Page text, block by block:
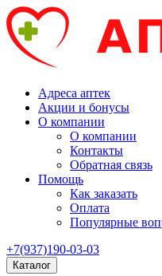
Адреса аптек
Акции и бонусы
О компании
О компании
Контакты
Обратная связь
Помощь
Как заказать
Оплата
Популярные
+7(937)190-03-03
Каталог